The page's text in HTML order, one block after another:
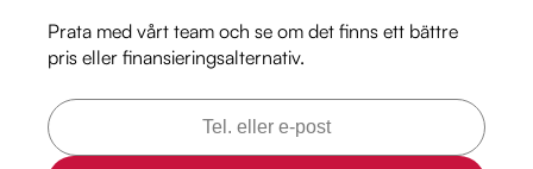
• Se närbilder och film på bilen
• Reservera bilen direkt online
• Få mer info om utrustning och tillval
Prata med vårt team och se om det finns ett bättre
pris eller finansieringsalternativ.